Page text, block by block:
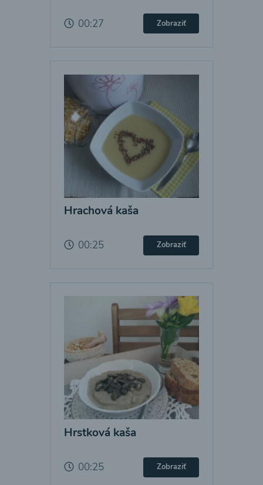
00:27 Zobraziť
Hrachová kaša
00:25 Zobraziť
Hrstková kaša
00:25 Zobraziť